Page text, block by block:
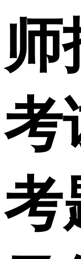
师
考
考